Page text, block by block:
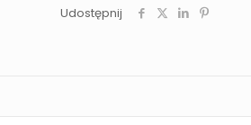
Udostępnij